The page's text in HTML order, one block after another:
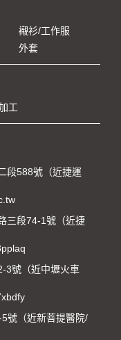
襯衫/工作服
外套
工
段588號（近捷運
三段74-1號（近捷
3號（近中壢火車
號（近新菩提醫院/